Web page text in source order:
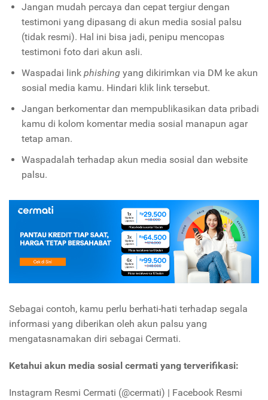
Jangan mudah percaya dan cepat tergiur dengan
testimoni yang dipasang di akun media sosial palsu
(tidak resmi). Hal ini bisa jadi, penipu mencopas
testimoni foto dari akun asli.
Waspadai link phishingyang dikirimkan via DM ke akun
sosial media kamu. Hindari klik link tersebut.
Jangan berkomentar dan mempublikasikan data pribadi
kamu di kolom komentar media sosial manapun agar
tetap aman.
Waspadalah terhadap akun media sosial dan website
palsu.
Sebagai contoh, kamu perlu berhati-hati terhadap segala
informasi yang diberikan oleh akun palsu yang
mengatasnamakan diri sebagai Cermati.
Ketahui akun media sosial cermati yang terverifikasi:
Instagram Resmi Cermati (@cermati) | Facebook Resmi